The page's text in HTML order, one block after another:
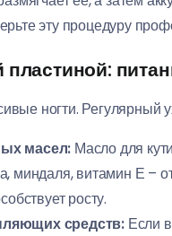
эту процедуру
пластиной:
ногти.
масел: Масло для
миндаля, витамин Е –
росту.
средств:Если